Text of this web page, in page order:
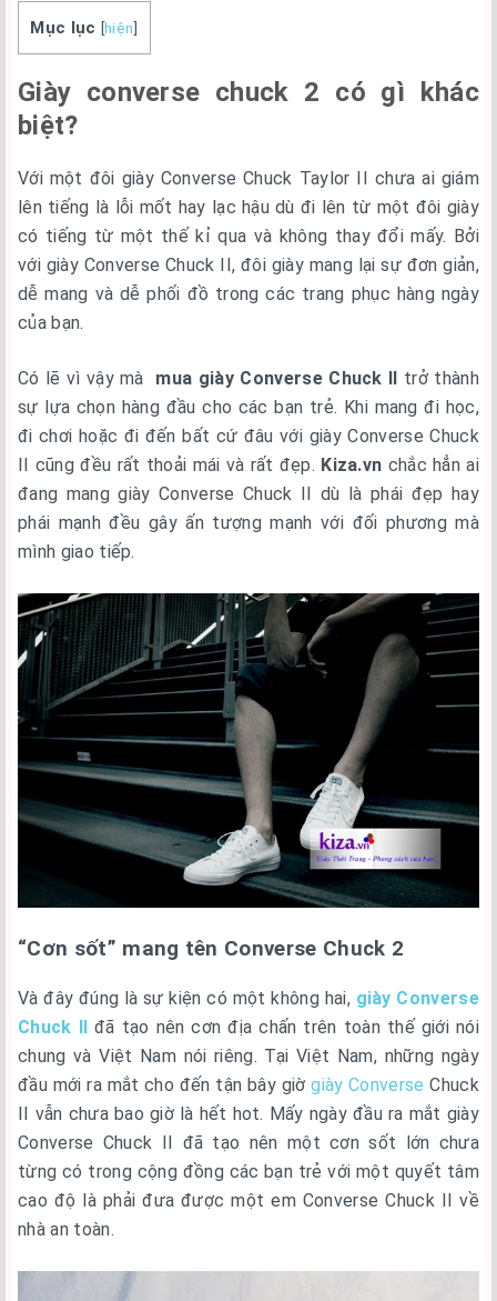
Mục lục [hiện]
Giày converse chuck 2 có gì khác
biệt?
Với một đôi giày Converse Chuck Taylor II chưa ai giám
lên tiếng là lỗi mốt hay lạc hậu dù đi lên từ một đôi giày
có tiếng từ một thế kỉ qua và không thay đổi mấy. Bởi
với giày Converse Chuck II, đôi giày mang lại sự đơn giản,
dễ mang và dễ phối đồ trong các trang phục hàng ngày
của bạn.
Có lẽ vì vậy mà mua giày Converse Chuck II
trở thành
sự lựa chọn hàng đầu cho các bạn trẻ. Khi mang đi học,
đi chơi hoặc đi đến bất cứ đâu với giày Converse Chuck
II cũng đều rất thoải mái và rất đẹp. Kiza.vn chắc hẳn ai
đang mang giày Converse Chuck II dù là phái đẹp hay
phái mạnh đều gây ấn tượng mạnh với đối phương mà
mình giao tiếp.
“Cơn sốt” mang tên Converse Chuck 2
Và đây đúng là sự kiện có một không hai, giày Converse
Chuck II đã tạo nên cơn địa chấn trên toàn thế giới nói
chung và Việt Nam nói riêng. Tại Việt Nam, những ngày
đầu mới ra mắt cho đến tận bây giờgiày Converse Chuck
II vẫn chưa bao giờ là hết hot. Mấy ngày đầu ra mắt giày
Converse Chuck II đã tạo nên một cơn sốt lớn chưa
từng có trong cộng đồng các bạn trẻ với một quyết tâm
cao độ là phải đưa được một em Converse Chuck II về
nhà an toàn.